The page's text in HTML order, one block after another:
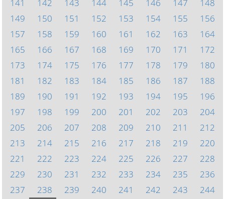
141
142 143 144 145 146 147
148
149
150 151 152 153 154 155
156
157
158 159 160 161 162 163
164
165
166 167 168 169 170 171
172
173
174 175 176 177 178 179
180
181
182 183 184 185 186 187
188
189
190 191 192 193 194 195
196
197
198 199 200 201 202 203
204
205
206 207 208 209 210 211
212
213
214 215 216 217 218 219
220
221
222 223 224 225 226 227
228
229
230 231 232 233 234 235
236
237
238 239 240 241 242 243
244